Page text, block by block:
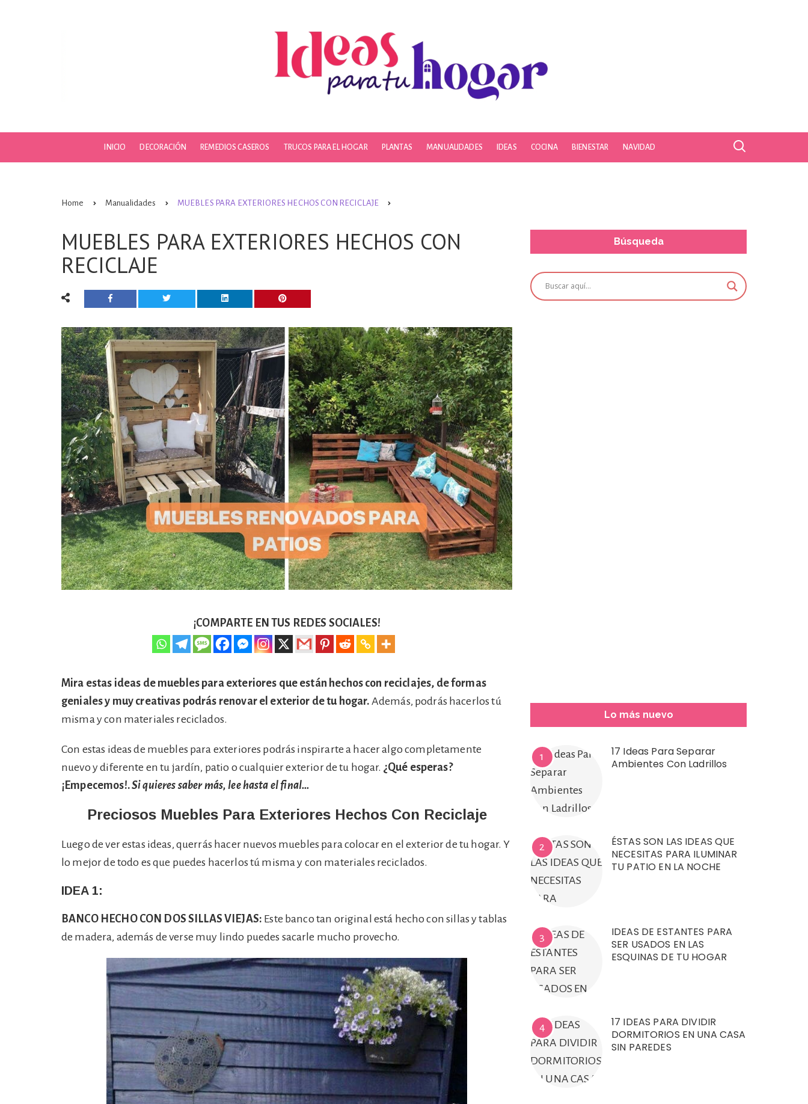
INICIO DECORACIÓN REMEDIOS CASEROS TRUCOS PARA EL HOGAR PLANTAS MANUALIDADES IDEAS COCINA BIENESTAR NAVIDAD
Home Manualidades MUEBLES PARA EXTERIORES HECHOS CON RECICLAJE
MUEBLES PARA EXTERIORES HECHOS CON
RECICLAJE
¡COMPARTE EN TUS REDES SOCIALES!
Mira estas ideas de muebles para exteriores que están hechos con reciclajes, de formas
geniales y muy creativas podrás renovar el exterior de tu hogar. Además, podrás hacerlos tú
misma y con materiales reciclados.
Con estas ideas de muebles para exteriores podrás inspirarte a hacer algo completamente
nuevo y diferente en tu jardín, patio o cualquier exterior de tu hogar. ¿Qué esperas?
¡Empecemos!.Si quieres saber más, lee hasta el final…
Preciosos Muebles Para Exteriores Hechos Con Reciclaje
Luego de ver estas ideas, querrás hacer nuevos muebles para colocar en el exterior de tu hogar. Y
lo mejor de todo es que puedes hacerlos tú misma y con materiales reciclados.
IDEA 1:
BANCO HECHO CON DOS SILLAS VIEJAS: Este banco tan original está hecho con sillas y tablas
de madera, además de verse muy lindo puedes sacarle mucho provecho.
Búsqueda
Lo más nuevo
1
17 Ideas Para Separar
Ambientes Con Ladrillos
2
ÉSTAS SON LAS IDEAS QUE
NECESITAS PARA ILUMINAR
TU PATIO EN LA NOCHE
3
IDEAS DE ESTANTES PARA
SER USADOS EN LAS
ESQUINAS DE TU HOGAR
4
17 IDEAS PARA DIVIDIR
DORMITORIOS EN UNA CASA
SIN PAREDES